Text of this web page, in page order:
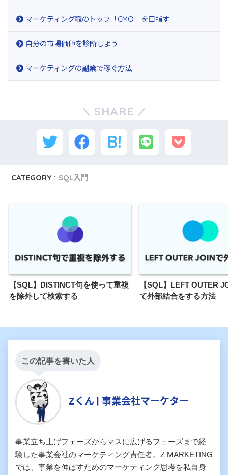
マーケティング職のトップ「CMO」を目指す
自分の市場価値を診断しよう
マーケティングの副業で稼ぐ方法
SHARE
CATEGORY : SQL入門
【SQL】DISTINCT句を使って重複
を除外して検索する
【SQL】LEFT OUTER
て外部結合をする方法
この記事を書いた人
Zくん | 事業会社マーケター
事業立ち上げフェーズからマスに広げるフェーズまで経
験した事業会社のマーケティング責任者。Z MARKETING
では、事業を伸ばすためのマーケティング思考を私自身